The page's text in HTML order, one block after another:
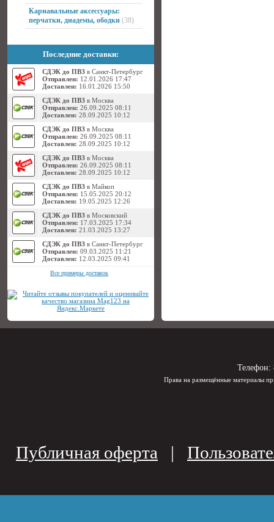
Карнавальные аксессуары:
перчатки, диадемы, ободки (38)
Последние доставки:
СДЭК до ПВЗ в Санкт-Петербург
Отправлен: 12.01.2026 17:47
Доставлен: 16.01.2026 15:50
СДЭК до ПВЗ в Москва
Отправлен: 26.09.2025 08:11
Доставлен: 28.09.2025 10:12
СДЭК до ПВЗ в Москва
Отправлен: 26.09.2025 08:11
Доставлен: 28.09.2025 10:12
СДЭК до ПВЗ в Москва
Отправлен: 26.09.2025 08:11
Доставлен: 28.09.2025 10:12
СДЭК до ПВЗ в Майкоп
Отправлен: 15.05.2025 20:12
Доставлен: 19.05.2025 12:26
СДЭК до ПВЗ в Московский
Отправлен: 17.03.2025 17:34
Доставлен: 21.03.2025 13:27
СДЭК до ПВЗ в Санкт-Петербург
Отправлен: 09.03.2025 11:21
Доставлен: 12.03.2025 09:41
Все примеры доставок
Телефон:
Права на размещённые материалы
Публичная оферта |